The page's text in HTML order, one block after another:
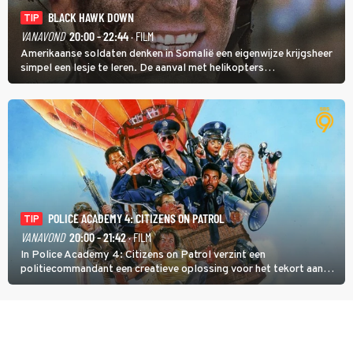
TIP
BLACK HAWK DOWN
VANAVOND 20:00 - 22:44· FILM
Amerikaanse soldaten denken in Somalië een eigenwijze krijgsheer
simpel een lesje te leren. De aanval met helikopters
verloopt in Black Hawk down dramatisch.
TIP
POLICE ACADEMY 4: CITIZENS ON PATROL
VANAVOND 20:00 - 21:42· FILM
In Police Academy 4: Citizens on Patrol verzint een
politiecommandant een creatieve oplossing voor het tekort aan
agenten.